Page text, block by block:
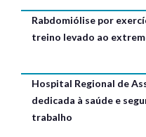
Rabdomiólise por
treino levado ao
Hospital Regional de
dedicada à saúde e
trabalho